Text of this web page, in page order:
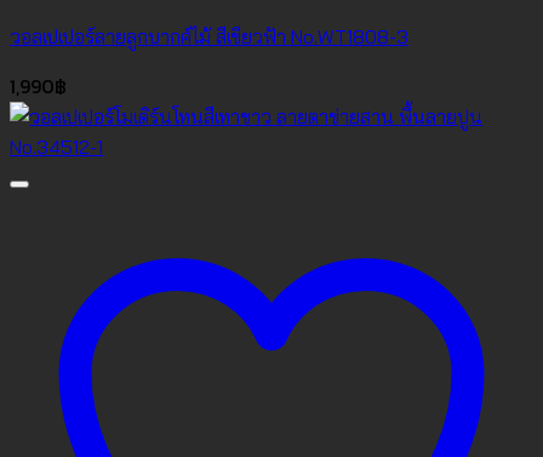
วอลเปเปอร์ลายลูกบากศ์ไม้ สีเขียวฟ้า No.WT1808-3
1,990฿